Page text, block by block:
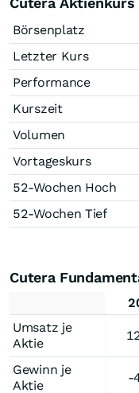
Börsenplatz
Letzter Kurs
Performance
Kurszeit
Volumen
Vortageskurs
52-Wochen Hoch
52-Wochen Tief
Cutera
Umsatz je
Aktie
Gewinn je
Aktie
-